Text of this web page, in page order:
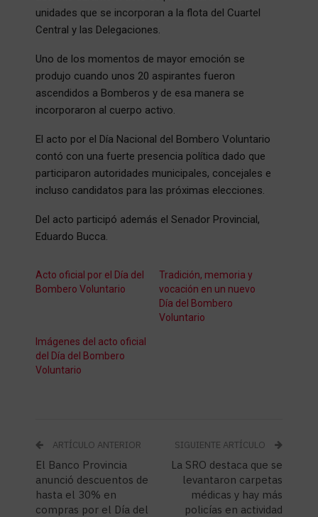
unidades que se incorporan a la flota del Cuartel
Central y las Delegaciones.
Uno de los momentos de mayor emoción se
produjo cuando unos 20 aspirantes fueron
ascendidos a Bomberos y de esa manera se
incorporaron al cuerpo activo.
El acto por el Día Nacional del Bombero Voluntario
contó con una fuerte presencia política dado que
participaron autoridades municipales, concejales e
incluso candidatos para las próximas elecciones.
Del acto participó además el Senador Provincial,
Eduardo Bucca.
Acto oficial por el Día del
Bombero Voluntario
Tradición, memoria y
vocación en un nuevo
Día del Bombero
Voluntario
Imágenes del acto oficial
del Día del Bombero
Voluntario
ARTÍCULO ANTERIOR
El Banco Provincia
anunció descuentos de
hasta el 30% en
compras por el Día del
SIGUIENTE ARTÍCULO
La SRO destaca que se
levantaron carpetas
médicas y hay más
policías en actividad